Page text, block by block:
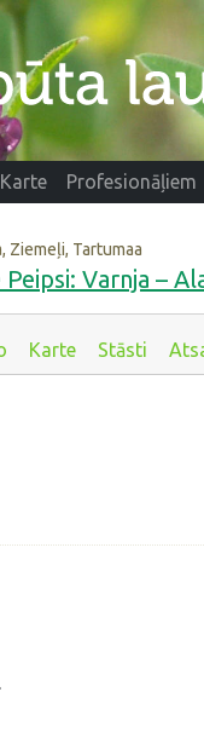
Karte Profesionāļiem
Ziemeļi, Tartumaa
Varnja –
Karte Stāsti